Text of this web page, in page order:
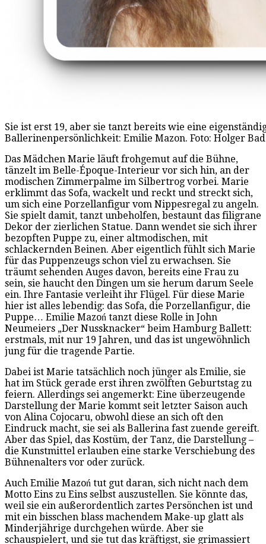
Sie ist erst 19, aber sie tanzt bereits wie eine
Ballerinenpersönlichkeit: Emilie Mazon. Foto: Holger
Das Mädchen Marie läuft frohgemut auf die Bühne,
tänzelt im Belle-Époque-Interieur vor sich hin, an der
modischen Zimmerpalme im Silbertrog vorbei. Marie
erklimmt das Sofa, wackelt und reckt und streckt sich,
um sich eine Porzellanfigur vom Nippesregal zu angeln.
Sie spielt damit, tanzt unbeholfen, bestaunt das filigrane
Dekor der zierlichen Statue. Dann wendet sie sich ihrer
bezopften Puppe zu, einer altmodischen, mit
schlackernden Beinen. Aber eigentlich fühlt sich Marie
für das Puppenzeugs schon viel zu erwachsen. Sie
träumt sehenden Auges davon, bereits eine Frau zu
sein, sie haucht den Dingen um sie herum darum Seele
ein. Ihre Fantasie verleiht ihr Flügel. Für diese Marie
hier ist alles lebendig: das Sofa, die Porzellanfigur, die
Puppe… Emilie Mazoń tanzt diese Rolle in John
Neumeiers „Der Nussknacker“ beim Hamburg Ballett:
erstmals, mit nur 19 Jahren, und das ist ungewöhnlich
jung für die tragende Partie.
Dabei ist Marie tatsächlich noch jünger als Emilie, sie
hat im Stück gerade erst ihren zwölften Geburtstag zu
feiern. Allerdings sei angemerkt: Eine überzeugende
Darstellung der Marie kommt seit letzter Saison auch
von Alina Cojocaru, obwohl diese an sich oft den
Eindruck macht, sie sei als Ballerina fast zuende gereift.
Aber das Spiel, das Kostüm, der Tanz, die Darstellung –
die Kunstmittel erlauben eine starke Verschiebung des
Bühnenalters vor oder zurück.
Auch Emilie Mazoń tut gut daran, sich nicht nach dem
Motto Eins zu Eins selbst auszustellen. Sie könnte das,
weil sie ein außerordentlich zartes Persönchen ist und
mit ein bisschen blass machendem Make-up glatt als
Minderjährige durchgehen würde. Aber sie
schauspielert, und sie tut das kräftigst, sie grimassiert